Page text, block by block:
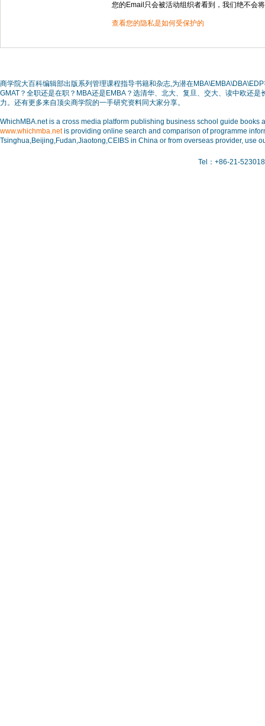
您的Email只会被活动组织者看到，我们绝不会
查看您的隐私是如何受保护的
商学院大百科编辑部出版系列管理课程指导书籍和杂志,为潜在
GMAT？全职还是在职？MBA还是EMBA？选清华、北大、复旦、交大、读中欧还是
力。还有更多来自顶尖商学院的一手研究资料同大家分享。
WhichMBA.net is a cross media platform publishing business school guide
www.whichmba.netis providing online search and comparison of programme
Tsinghua,Beijing,Fudan,Jiaotong,CEIBS in China or from overseas provider, use
Tel：+86-21-